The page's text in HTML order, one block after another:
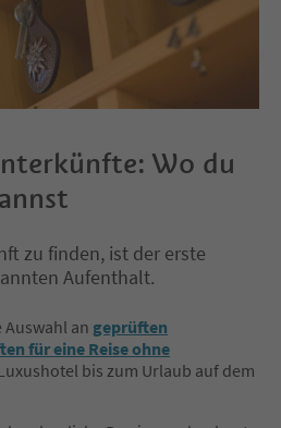
Wo du
zu finden, ist der erste
Aufenthalt.
an geprüften
für eine Reise ohne
bis zum Urlaub auf dem